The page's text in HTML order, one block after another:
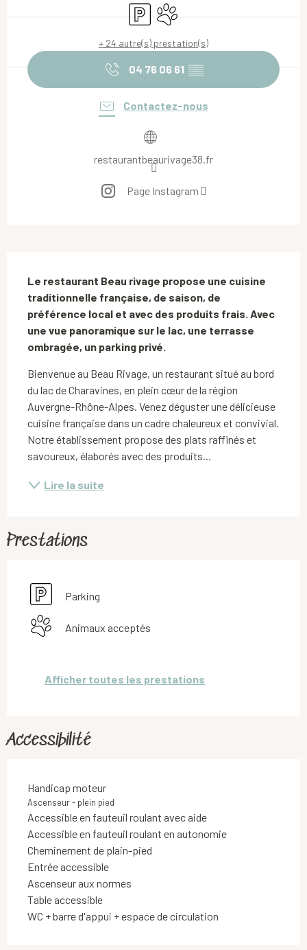
ParkingAnimaux acceptés
+ 24 autre(s) prestation(s)
04 76 06 61 ▒▒
Contactez-nous
restaurantbeaurivage38.fr
Page Instagram
Le restaurant Beau rivage propose une cuisine
traditionnelle française, de saison, de
préférence local et avec des produits frais. Avec
une vue panoramique sur le lac, une terrasse
ombragée, un parking privé.
Bienvenue au Beau Rivage, un restaurant situé au bord
du lac de Charavines, en plein cœur de la région
Auvergne-Rhône-Alpes. Venez déguster une délicieuse
cuisine française dans un cadre chaleureux et convivial.
Notre établissement propose des plats raffinés et
savoureux, élaborés avec des produits...
Lire la suite
Prestations
Parking
Animaux acceptés
Afficher toutes les prestations
Accessibilité
Handicap moteur
Ascenseur - plein pied
Accessible en fauteuil roulant avec aide
Accessible en fauteuil roulant en autonomie
Cheminement de plain-pied
Entrée accessible
Ascenseur aux normes
Table accessible
WC + barre d'appui + espace de circulation